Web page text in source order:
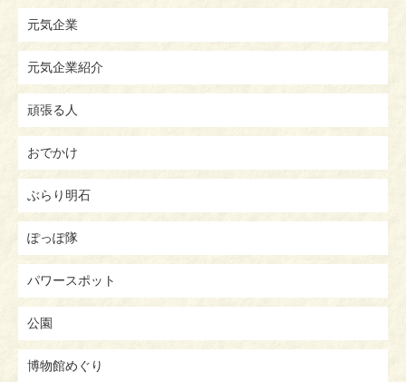
元気企業
元気企業紹介
頑張る人
おでかけ
ぶらり明石
ぽっぽ隊
パワースポット
公園
博物館めぐり